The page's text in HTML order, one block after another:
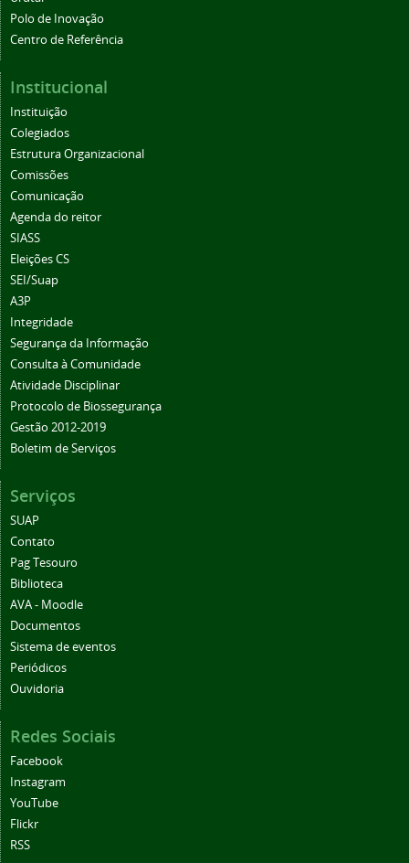
Polo de Inovação
Centro de Referência
Institucional
Instituição
Colegiados
Estrutura Organizacional
Comissões
Comunicação
Agenda do reitor
SIASS
Eleições CS
SEI/Suap
A3P
Integridade
Segurança da Informação
Consulta à Comunidade
Atividade Disciplinar
Protocolo de Biossegurança
Gestão 2012-2019
Boletim de Serviços
Serviços
SUAP
Contato
Pag Tesouro
Biblioteca
AVA - Moodle
Documentos
Sistema de eventos
Periódicos
Ouvidoria
Redes Sociais
Facebook
Instagram
YouTube
Flickr
RSS